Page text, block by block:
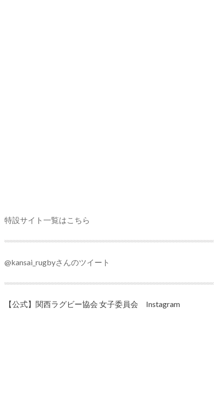
特設サイト一覧はこちら
@kansai_rugbyさんのツイート
【公式】関西ラグビー協会 女子委員会 Instagram